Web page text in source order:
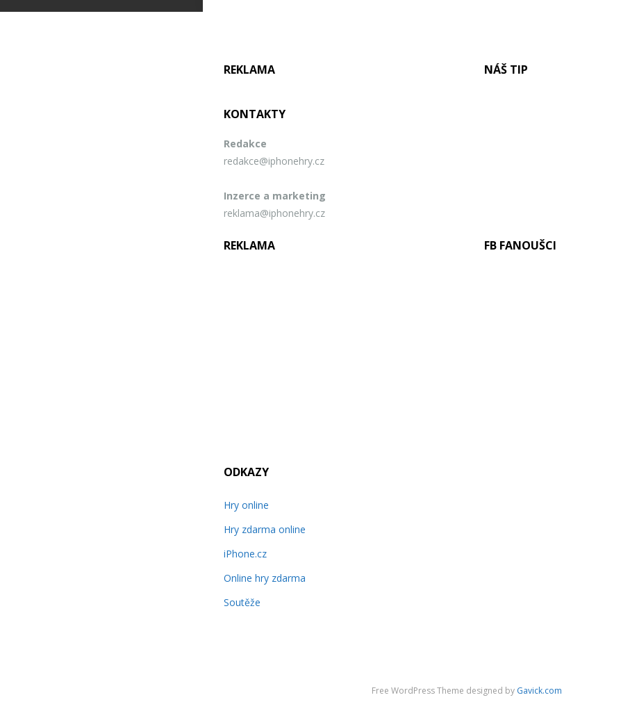
REKLAMA NÁŠ TIP
KONTAKTY
Redakce
redakce@iphonehry.cz
Inzerce a marketing
reklama@iphonehry.cz
REKLAMA FB FANOUŠCI
ODKAZY
Hry online
Hry zdarma online
iPhone.cz
Online hry zdarma
Soutěže
Free WordPress Theme designed by Gavick.com